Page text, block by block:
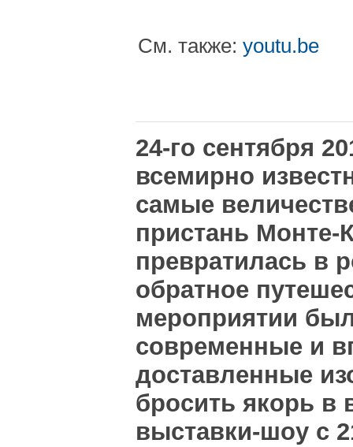
См. также: youtu.be
24-го сентября
всемирно
самые
пристань Монте-
превратилась в
обратное
мероприятии
современные и
доставленные
бросить якорь в
выставки-шоу с